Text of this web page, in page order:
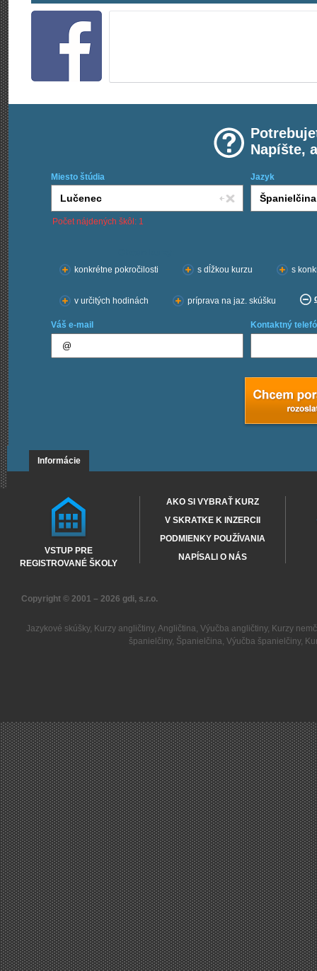
Napíšte,
Miesto štúdia Jazyk
Počet nájdených škôl: 1
konkrétne pokročilosti
s dĺžkou kurzu s
v určitých hodinách príprava na jaz. skúšku
Váš e-mail Kontaktný
Informácie
VSTUP PRE
REGISTROVANÉ ŠKOLY
AKO SI VYBRAŤ KURZ
V SKRATKE K INZERCII
PODMIENKY POUŽÍVANIA
NAPÍSALI O NÁS
Copyright © 2001 – 2026 gdi, s.r.o.
Jazykové skúšky, Kurzy angličtiny, Angličtina, Výučba angličtiny, Kurzy
španielčiny, Španielčina, Výučba španielčiny,